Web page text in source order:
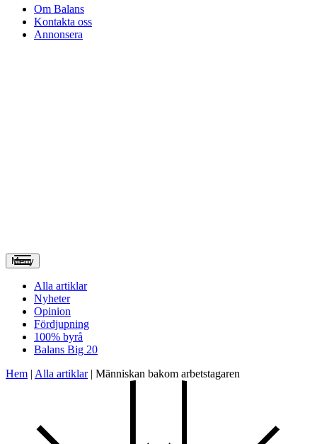
Om Balans
Kontakta oss
Annonsera
Meny
Alla artiklar
Nyheter
Opinion
Fördjupning
100% byrå
Balans Big 20
Hem | Alla artiklar| Människan bakom arbetstagaren